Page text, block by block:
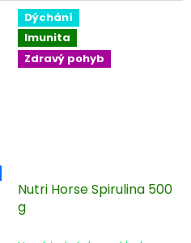
vstřebatelná,
nejjednodušší
sloučenina síry
dobře přijímána
organismem a nemusí být
Dýchání
Imunita
Zdravý pohyb
Nutri Horse Spirulina 500
g